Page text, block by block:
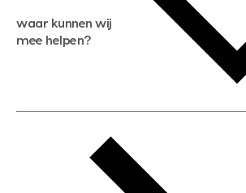
waar kunnen wij
mee helpen?
gratis zoekservice
huis verkopen